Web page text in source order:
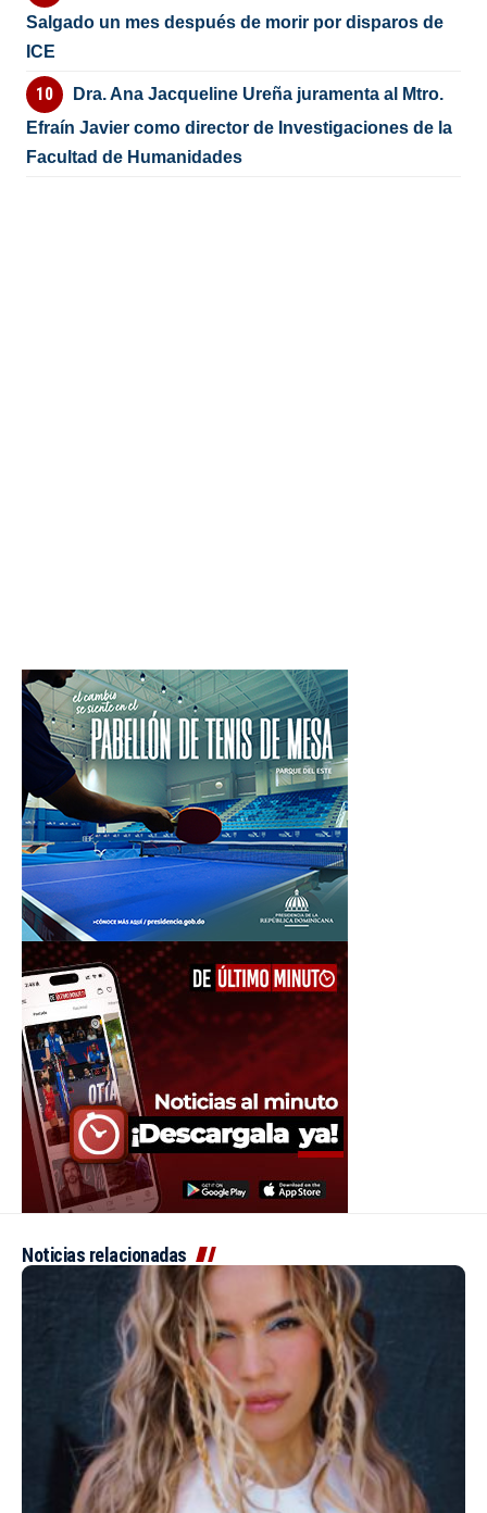
Salgado un mes después de morir por disparos de
ICE
Dra. Ana Jacqueline Ureña juramenta al Mtro.
Efraín Javier como director de Investigaciones de la
Facultad de Humanidades
Noticias relacionadas